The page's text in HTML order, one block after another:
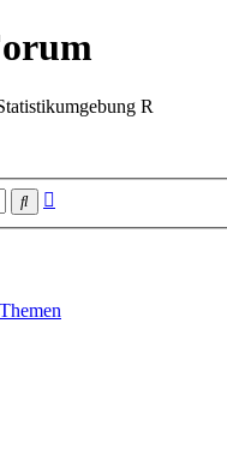
R
Suche